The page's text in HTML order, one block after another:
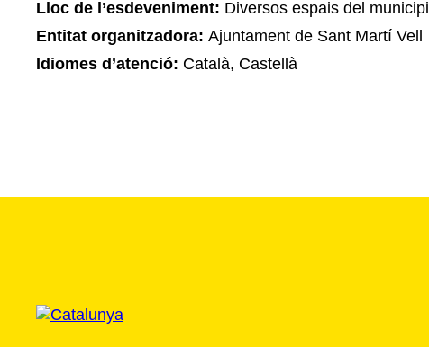
Lloc de l’esdeveniment: Diversos espais del municipi
Entitat organitzadora: Ajuntament de Sant Martí Vell
Idiomes d’atenció: Català, Castellà